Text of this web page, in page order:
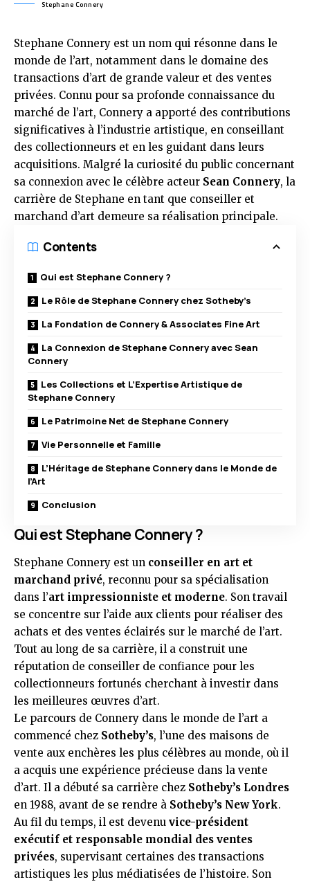
Stephane Connery
Stephane Connery est un nom qui résonne dans le
monde de l’art, notamment dans le domaine des
transactions d’art de grande valeur et des ventes
privées. Connu pour sa profonde connaissance du
marché de l’art, Connery a apporté des contributions
significatives à l’industrie artistique, en conseillant
des collectionneurs et en les guidant dans leurs
acquisitions. Malgré la curiosité du public concernant
sa connexion avec le célèbre acteur Sean Connery, la
carrière de Stephane en tant que conseiller et
marchand d’art demeure sa réalisation principale.
Contents
Qui est Stephane Connery ?
Le Rôle de Stephane Connery chez Sotheby’s
La Fondation de Connery & Associates Fine Art
La Connexion de Stephane Connery avec Sean
Connery
Les Collections et L’Expertise Artistique de
Stephane Connery
Le Patrimoine Net de Stephane Connery
Vie Personnelle et Famille
L’Héritage de Stephane Connery dans le Monde de
l’Art
Conclusion
Qui est Stephane Connery ?
Stephane Connery est un conseiller en art et
marchand privé, reconnu pour sa spécialisation
dans l’art impressionniste et moderne. Son travail
se concentre sur l’aide aux clients pour réaliser des
achats et des ventes éclairés sur le marché de l’art.
Tout au long de sa carrière, il a construit une
réputation de conseiller de confiance pour les
collectionneurs fortunés cherchant à investir dans
les meilleures œuvres d’art.
Le parcours de Connery dans le monde de l’art a
commencé chez Sotheby’s, l’une des maisons de
vente aux enchères les plus célèbres au monde, où il
a acquis une expérience précieuse dans la vente
d’art. Il a débuté sa carrière chez Sotheby’s Londres
en 1988, avant de se rendre à Sotheby’s New York.
Au fil du temps, il est devenu vice-président
exécutif et responsable mondial des ventes
privées, supervisant certaines des transactions
artistiques les plus médiatisées de l’histoire. Son